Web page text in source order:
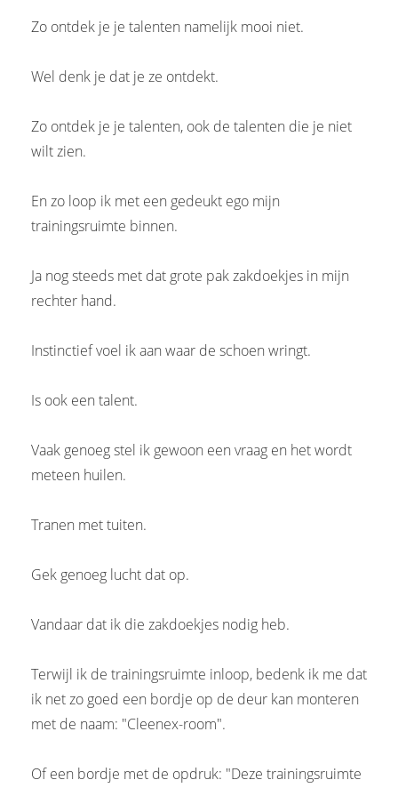
Zo ontdek je je talenten namelijk mooi niet.
Wel denk je dat je ze ontdekt.
Zo ontdek je je talenten, ook de talenten die je niet
wilt zien.
En zo loop ik met een gedeukt ego mijn
trainingsruimte binnen.
Ja nog steeds met dat grote pak zakdoekjes in mijn
rechter hand.
Instinctief voel ik aan waar de schoen wringt.
Is ook een talent.
Vaak genoeg stel ik gewoon een vraag en het wordt
meteen huilen.
Tranen met tuiten.
Gek genoeg lucht dat op.
Vandaar dat ik die zakdoekjes nodig heb.
Terwijl ik de trainingsruimte inloop, bedenk ik me dat
ik net zo goed een bordje op de deur kan monteren
met de naam: "Cleenex-room".
Of een bordje met de opdruk: "Deze trainingsruimte